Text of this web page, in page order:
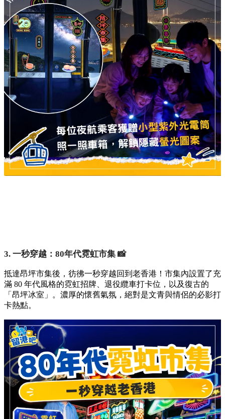
3. 一秒穿越：80年代霓虹市集 📸
抵達昂坪市集後，彷彿一秒穿越回到老香港！市集內設置了充
滿 80 年代風格的霓虹招牌、退役纜車打卡位，以及復古的
「昂坪冰室」。濃厚的懷舊氣氛，絕對是文青與情侶的必影打
卡熱點。